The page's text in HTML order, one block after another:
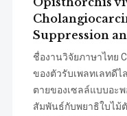
Suppression
ชื่องานวิจัยภาษาไทย
ของตัวรับเพลทเลทดีไ
ตายของเซลล์แบบอะ
สัมพันธ์กับพยาธิใบไม้ตั